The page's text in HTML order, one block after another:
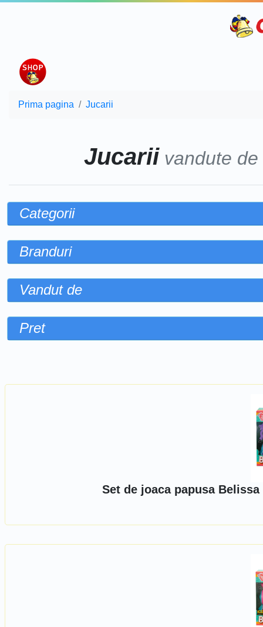
Prima pagina Jucarii
Jucariivandute de
Categorii
Branduri
Vandut de
Pret
Set de joaca papusa